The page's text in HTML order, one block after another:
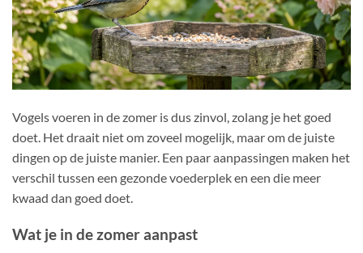
Vogels voeren in de zomer is dus zinvol, zolang je het goed
doet. Het draait niet om zoveel mogelijk, maar om de juiste
dingen op de juiste manier. Een paar aanpassingen maken het
verschil tussen een gezonde voederplek en een die meer
kwaad dan goed doet.
Wat je in de zomer aanpast